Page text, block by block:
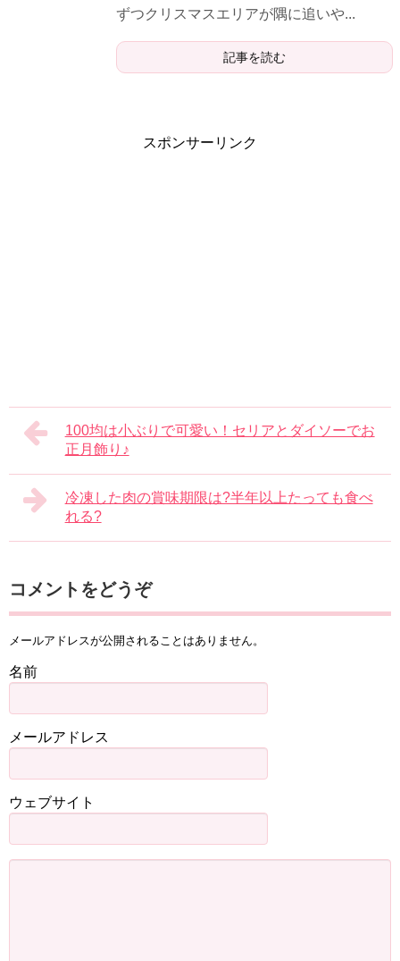
ずつクリスマスエリアが隅に追いや...
記事を読む
スポンサーリンク
100均は小ぶりで可愛い！セリアとダイソーでお
正月飾り♪
冷凍した肉の賞味期限は?半年以上たっても食べ
れる?
コメントをどうぞ
メールアドレスが公開されることはありません。
名前
メールアドレス
ウェブサイト